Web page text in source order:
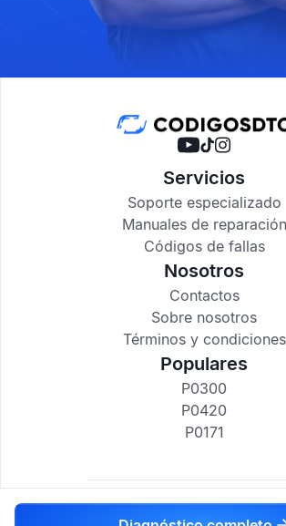
Servicios
Soporte especializado
Manuales de reparación
Códigos de fallas
Nosotros
Contactos
Sobre nosotros
Términos y condiciones
Populares
P0300
P0420
P0171
codigosdtc.com © 2017-